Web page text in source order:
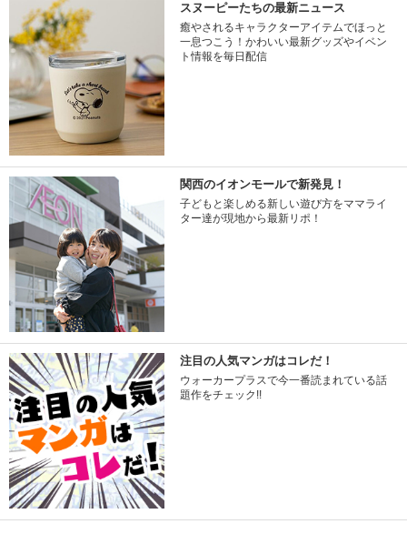
スヌーピーたちの最新ニュース
癒やされるキャラクターアイテムでほっと
一息つこう！かわいい最新グッズやイベン
ト情報を毎日配信
関西のイオンモールで新発見！
子どもと楽しめる新しい遊び方をママライ
ター達が現地から最新リポ！
注目の人気マンガはコレだ！
ウォーカープラスで今一番読まれている話
題作をチェック!!